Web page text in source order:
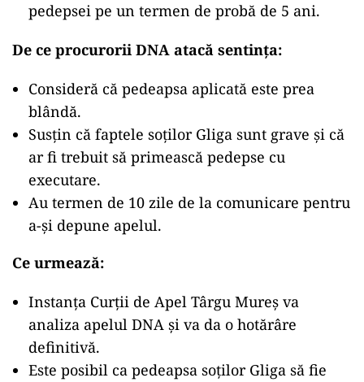
pedepsei pe un termen de probă de 5 ani.
De ce procurorii DNA atacă sentința:
Consideră că pedeapsa aplicată este prea
blândă.
Susțin că faptele soților Gliga sunt grave și că
ar fi trebuit să primească pedepse cu
executare.
Au termen de 10 zile de la comunicare pentru
a-și depune apelul.
Ce urmează:
Instanța Curții de Apel Târgu Mureș va
analiza apelul DNA și va da o hotărâre
definitivă.
Este posibil ca pedeapsa soților Gliga să fie